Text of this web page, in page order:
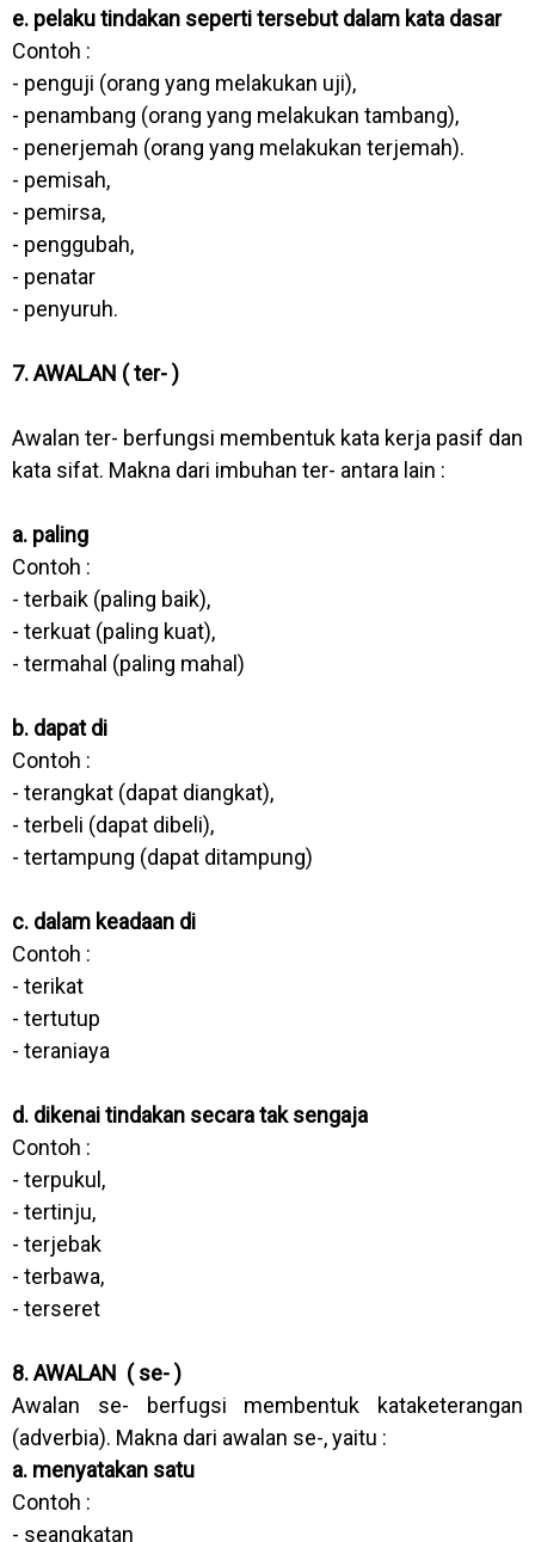
e. pelaku tindakan seperti tersebut dalam kata dasar
Contoh :
- penguji (orang yang melakukan uji),
- penambang (orang yang melakukan tambang),
- penerjemah (orang yang melakukan terjemah).
- pemisah,
- pemirsa,
- penggubah,
- penatar
- penyuruh.
7. AWALAN ( ter- )
Awalan ter- berfungsi membentuk kata kerja pasif dan
kata sifat. Makna dari imbuhan ter- antara lain :
a. paling
Contoh :
- terbaik (paling baik),
- terkuat (paling kuat),
- termahal (paling mahal)
b. dapat di
Contoh :
- terangkat (dapat diangkat),
- terbeli (dapat dibeli),
- tertampung (dapat ditampung)
c. dalam keadaan di
Contoh :
- terikat
- tertutup
- teraniaya
d. dikenai tindakan secara tak sengaja
Contoh :
- terpukul,
- tertinju,
- terjebak
- terbawa,
- terseret
8. AWALAN ( se- )
Awalan se- berfugsi membentuk kataketerangan
(adverbia). Makna dari awalan se-, yaitu :
a. menyatakan satu
Contoh :
- seangkatan